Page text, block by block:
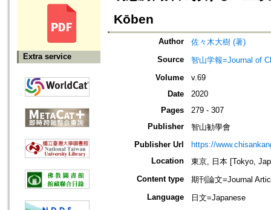
Extra service
Kōben
Author
佐々木大樹 (著)
Source
智山学報=Journal of
Volume
v.69
Date
2020
Pages
279 - 307
Publisher
智山勧學會
Publisher Url
https://
Location
東京, 日本 [Tokyo,
Content type
期刊論文=Journal
Language
日文=Japanese